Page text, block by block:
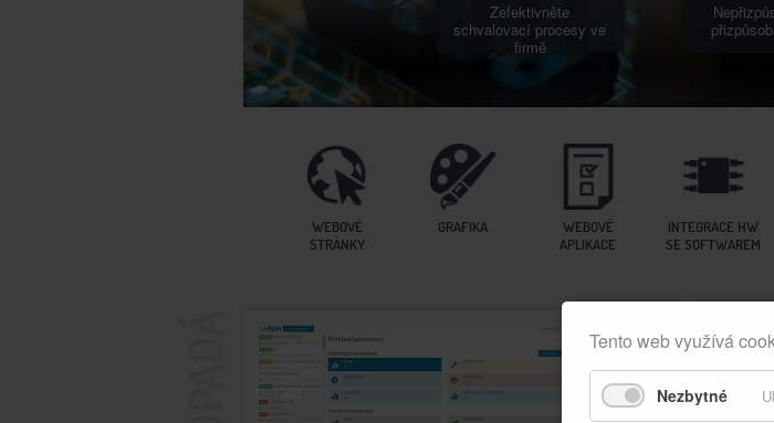
Zefektivněte
schvalovací procesy ve
firmě
WEBOVÉ
STRÁNKY
GRAFIKA
WEBOVÉ
APLIKACE
INTEGRACE HW
SE SOFTWAREM
Tento web využívá
Nezbytné